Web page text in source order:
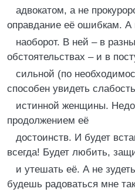
адвокатом, а не
оправдание её ошибкам. А
наоборот. В ней – в
обстоятельствах – и в
сильной (по
способен увидеть слабость
истинной женщины.
продолжением её
достоинств. И будет
всегда! Будет любить,
и утешать её. А не
будешь радоваться мне